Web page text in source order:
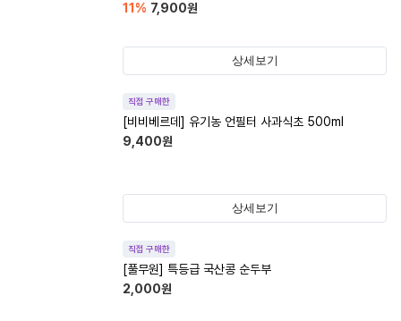
11 % 7,900원
상세보기
직접 구매한
[비비베르데] 유기농 언필터 사과식초 500ml
9,400원
상세보기
직접 구매한
[풀무원] 특등급 국산콩 순두부
2,000원